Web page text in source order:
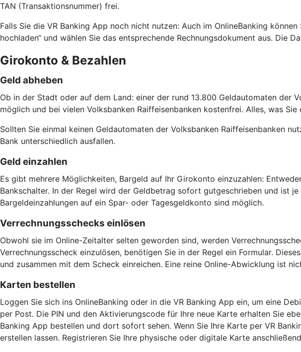
TAN (Transaktionsnummer) frei.
Falls Sie die VR Banking App noch nicht nutzen: Auch im OnlineBanking
hochladen“ und wählen Sie das entsprechende Rechnungsdokument aus. Die
Girokonto & Bezahlen
Geld abheben
Ob in der Stadt oder auf dem Land: einer der rund 13.800 Geldautomaten der
möglich und bei vielen Volksbanken Raiffeisenbanken kostenfrei. Alles, was
Sollten Sie einmal keinen Geldautomaten der Volksbanken Raiffeisenbanken
Bank unterschiedlich ausfallen.
Geld einzahlen
Es gibt mehrere Möglichkeiten, Bargeld auf Ihr Girokonto einzuzahlen:
Bankschalter. In der Regel wird der Geldbetrag sofort gutgeschrieben und ist
Bargeldeinzahlungen auf ein Spar- oder Tagesgeldkonto sind möglich.
Verrechnungsschecks einlösen
Obwohl sie im Online-Zeitalter selten geworden sind, werden
Verrechnungsscheck einzulösen, benötigen Sie in der Regel ein Formular.
und zusammen mit dem Scheck einreichen. Eine reine Online-Abwicklung ist
Karten bestellen
Loggen Sie sich ins OnlineBanking oder in die VR Banking App ein, um eine
per Post. Die PIN und den Aktivierungscode für Ihre neue Karte erhalten Sie
Banking App bestellen und dort sofort sehen. Wenn Sie Ihre Karte per VR
erstellen lassen. Registrieren Sie Ihre physische oder digitale Karte